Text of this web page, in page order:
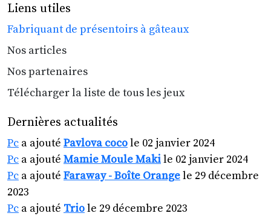
Liens utiles
Fabriquant de présentoirs à gâteaux
Nos articles
Nos partenaires
Télécharger la liste de tous les jeux
Dernières actualités
Pc a ajouté Pavlova cocole 02 janvier 2024
Pc a ajouté Mamie Moule Makile 02 janvier 2024
Pc a ajouté Faraway - Boîte Orangele 29 décembre
2023
Pc a ajouté Triole 29 décembre 2023